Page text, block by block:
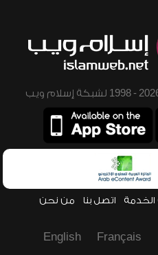
الخدمة اتصل بنا من نحن
Français
English